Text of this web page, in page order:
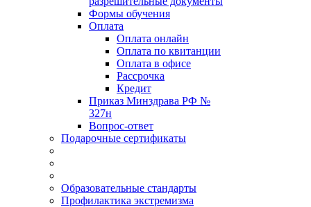
Формы обучения
Оплата
Оплата онлайн
Оплата по квитанции
Оплата в офисе
Рассрочка
Кредит
Приказ Минздрава РФ №
327н
Вопрос-ответ
Подарочные сертификаты
Образовательные стандарты
Профилактика экстремизма